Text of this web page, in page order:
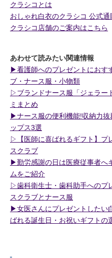
クラシコとは
おしゃれ白衣のクラシコ 公式通
クラシコ店舗のご案内はこちら
あわせて読みたい関連情報
▶︎看護師へのプレゼントにおす
ブ・ナース服・小物類
▷ブランドナース服「ジェラー
ミまとめ
▶︎ナース服の便利機能!収納力抜
ップス3選
▷【医師に喜ばれるギフト】プ
スクラブ
▶︎勤労感謝の日は医療従事者へ
ムをご紹介
▷歯科衛生士・歯科助手へのプ
スクラブとナース服
▶︎女医さんにプレゼントしたい
ばれる誕生日・お祝いギフトの